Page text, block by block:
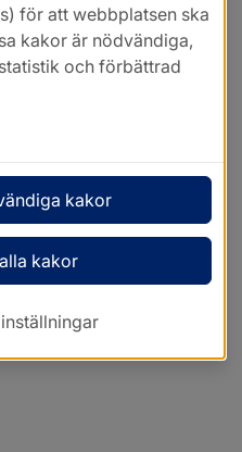
för att webbplatsen ska
kakor är nödvändiga,
och förbättrad
kakor
kakor